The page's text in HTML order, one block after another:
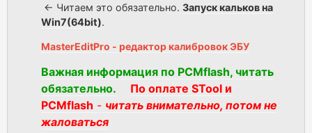
<- Читаем это обязательно. Запуск кальков на
Win7(64bit).
MasterEditPro - редактор калибровок ЭБУ
Важная информация по PCMflash, читать
обязательно.
По оплате STool и
PCMflash - читать внимательно, потом не
жаловаться